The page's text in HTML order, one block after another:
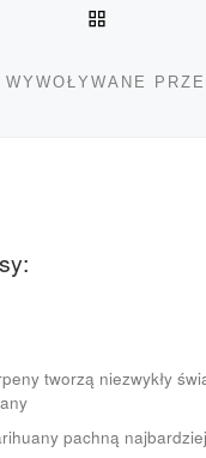
tworzą niezwykły
pachną